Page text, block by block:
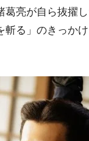
亮が自ら抜擢
る」のきっか